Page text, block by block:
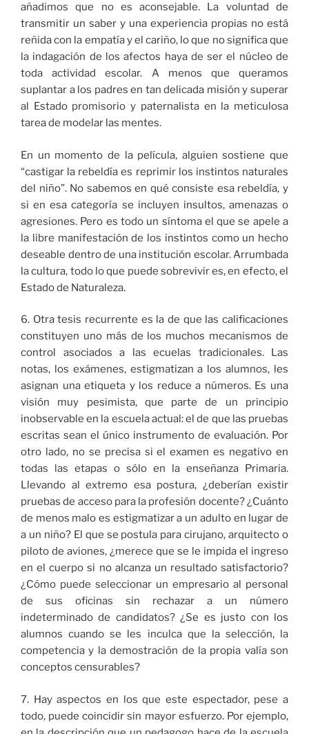
añadimos que no es aconsejable. La voluntad de
transmitir un saber y una experiencia propias no está
reñida con la empatía y el cariño, lo que no significa que
la indagación de los afectos haya de ser el núcleo de
toda actividad escolar. A menos que queramos
suplantar a los padres en tan delicada misión y superar
al Estado promisorio y paternalista en la meticulosa
tarea de modelar las mentes.
En un momento de la película, alguien sostiene que
“castigar la rebeldía es reprimir los instintos naturales
del niño”. No sabemos en qué consiste esa rebeldía, y
si en esa categoría se incluyen insultos, amenazas o
agresiones. Pero es todo un síntoma el que se apele a
la libre manifestación de los instintos como un hecho
deseable dentro de una institución escolar. Arrumbada
la cultura, todo lo que puede sobrevivir es, en efecto, el
Estado de Naturaleza.
6. Otra tesis recurrente es la de que las calificaciones
constituyen uno más de los muchos mecanismos de
control asociados a las ecuelas tradicionales. Las
notas, los exámenes, estigmatizan a los alumnos, les
asignan una etiqueta y los reduce a números. Es una
visión muy pesimista, que parte de un principio
inobservable en la escuela actual: el de que las pruebas
escritas sean el único instrumento de evaluación. Por
otro lado, no se precisa si el examen es negativo en
todas las etapas o sólo en la enseñanza Primaria.
Llevando al extremo esa postura, ¿deberían existir
pruebas de acceso para la profesión docente? ¿Cuánto
de menos malo es estigmatizar a un adulto en lugar de
a un niño? El que se postula para cirujano, arquitecto o
piloto de aviones, ¿merece que se le impida el ingreso
en el cuerpo si no alcanza un resultado satisfactorio?
¿Cómo puede seleccionar un empresario al personal
de sus oficinas sin rechazar a un número
indeterminado de candidatos? ¿Se es justo con los
alumnos cuando se les inculca que la selección, la
competencia y la demostración de la propia valía son
conceptos censurables?
7. Hay aspectos en los que este espectador, pese a
todo, puede coincidir sin mayor esfuerzo. Por ejemplo,